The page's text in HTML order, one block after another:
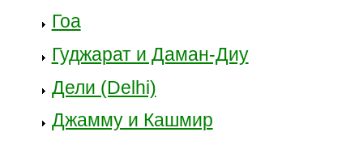
Гоа
Гуджарат и Даман-Диу
Дели (Delhi)
Джамму и Кашмир